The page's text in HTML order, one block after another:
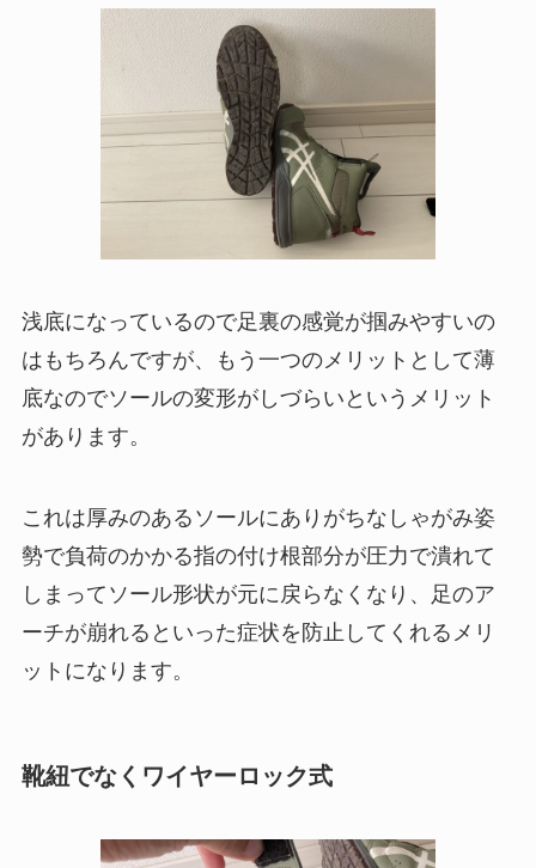
浅底になっているので足裏の感覚が掴みやすいの
はもちろんですが、もう一つのメリットとして薄
底なのでソールの変形がしづらいというメリット
があります。
これは厚みのあるソールにありがちなしゃがみ姿
勢で負荷のかかる指の付け根部分が圧力で潰れて
しまってソール形状が元に戻らなくなり、足のア
ーチが崩れるといった症状を防止してくれるメリ
ットになります。
靴紐でなくワイヤーロック式